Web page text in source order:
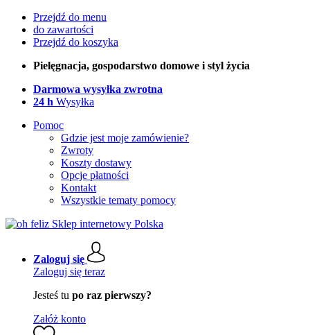
Przejdź do menu
do zawartości
Przejdź do koszyka
Pielęgnacja, gospodarstwo domowe i styl życia
Darmowa wysyłka zwrotna
24 h Wysyłka
Pomoc
Gdzie jest moje zamówienie?
Zwroty
Koszty dostawy
Opcje płatności
Kontakt
Wszystkie tematy pomocy
Zaloguj się
Zaloguj się teraz
Jesteś tu po raz pierwszy?
Załóż konto